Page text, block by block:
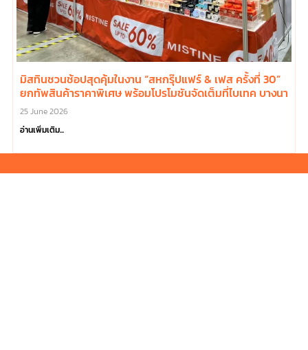
มิสทินชวนช้อปสุดคุ้มในงาน “สหกรุ๊ปแฟร์ & เฟส ครั้งที่ 30”
ยกทัพสินค้าราคาพิเศษ พร้อมโปรโมชันจัดเต็มที่ไบเทค บางนา
25 June 2026
อ่านเพิ่มเติม...